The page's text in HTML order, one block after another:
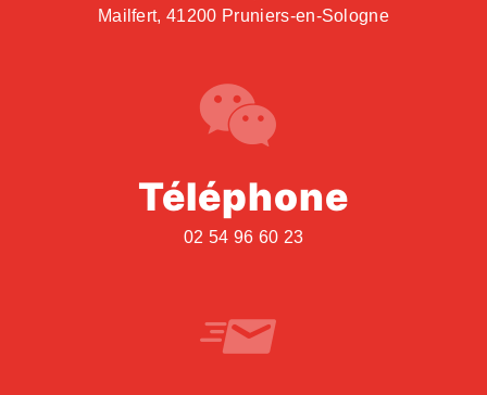
Mailfert, 41200 Pruniers-en-Sologne
Téléphone
02 54 96 60 23